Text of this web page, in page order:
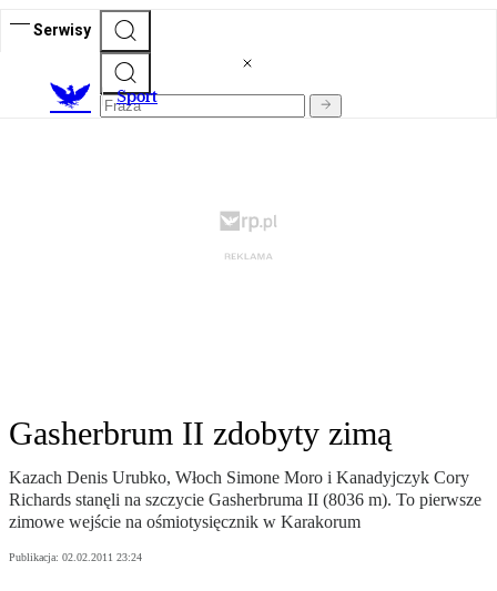
Serwisy
Sport
Gasherbrum II zdobyty zimą
Kazach Denis Urubko, Włoch Simone Moro i Kanadyjczyk Cory
Richards stanęli na szczycie Gasherbruma II (8036 m). To pierwsze
zimowe wejście na ośmiotysięcznik w Karakorum
Publikacja: 02.02.2011 23:24